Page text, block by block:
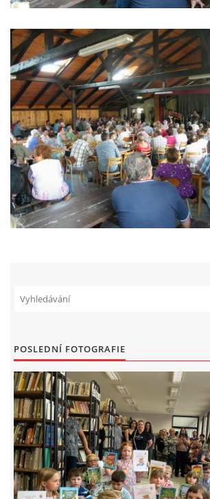
POSLEDNÍ FOTOGRAFIE